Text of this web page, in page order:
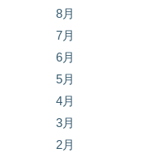
8月
7月
6月
5月
4月
3月
2月